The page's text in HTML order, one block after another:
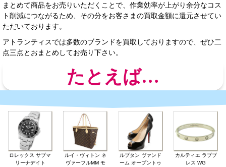
まとめて商品をお売りいただくことで、作業効率が上がり余分なコス
ト削減につながるため、その分をお客さまの買取金額に還元させてい
ただいております。
アトランティスでは多数のブランドを買取しておりますので、ぜひ二
点三点とおまとめしてお売り下さい。
たとえば…
ロレックス サブマ
リーナデイト
ルイ・ヴィトン ネ
ヴァーフルMM モ
ルブタン ヴァンド
ーム オープントゥ
カルティエ ラブブ
レス WG